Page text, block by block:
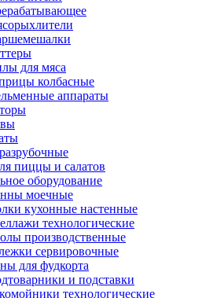
для мяса
колбасные
аппараты
пиццы и салатов
оборудование
моечные
кухонные настенные
технологические
производственные
сервировочные
для фудкорта
и подставки
технологические